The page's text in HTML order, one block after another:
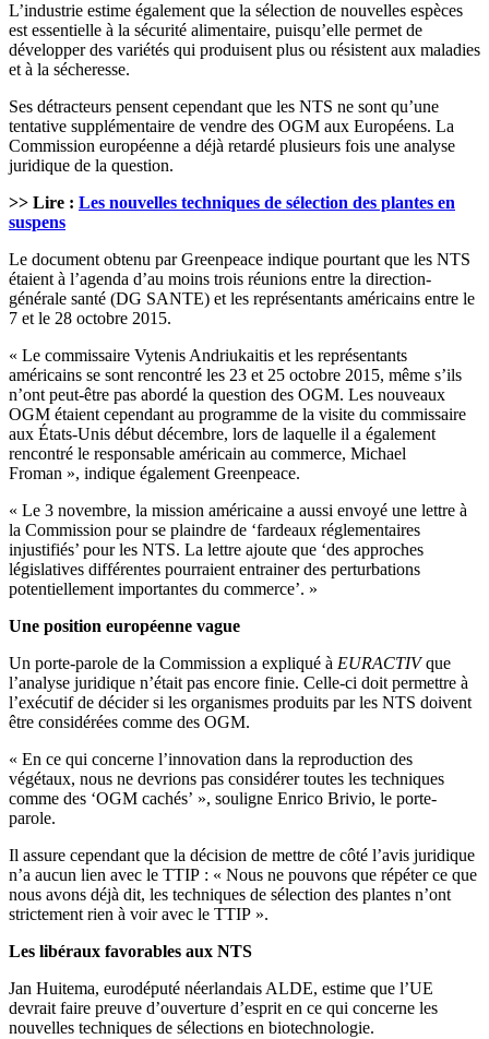
L’industrie estime également que la sélection de nouvelles espèces
est essentielle à la sécurité alimentaire, puisqu’elle permet de
développer des variétés qui produisent plus ou résistent aux maladies
et à la sécheresse.
Ses détracteurs pensent cependant que les NTS ne sont qu’une
tentative supplémentaire de vendre des OGM aux Européens. La
Commission européenne a déjà retardé plusieurs fois une analyse
juridique de la question.
>> Lire : Les nouvelles techniques de sélection des plantes en
suspens
Le document obtenu par Greenpeace indique pourtant que les NTS
étaient à l’agenda d’au moins trois réunions entre la direction-
générale santé (DG SANTE) et les représentants américains entre le
7 et le 28 octobre 2015.
« Le commissaire Vytenis Andriukaitis et les représentants
américains se sont rencontré les 23 et 25 octobre 2015, même s’ils
n’ont peut-être pas abordé la question des OGM. Les nouveaux
OGM étaient cependant au programme de la visite du commissaire
aux États-Unis début décembre, lors de laquelle il a également
rencontré le responsable américain au commerce, Michael
Froman », indique également Greenpeace.
« Le 3 novembre, la mission américaine a aussi envoyé une lettre à
la Commission pour se plaindre de ‘fardeaux réglementaires
injustifiés’ pour les NTS. La lettre ajoute que ‘des approches
législatives différentes pourraient entrainer des perturbations
potentiellement importantes du commerce’. »
Une position européenne vague
Un porte-parole de la Commission a expliqué à EURACTIVque
l’analyse juridique n’était pas encore finie. Celle-ci doit permettre à
l’exécutif de décider si les organismes produits par les NTS doivent
être considérées comme des OGM.
« En ce qui concerne l’innovation dans la reproduction des
végétaux, nous ne devrions pas considérer toutes les techniques
comme des ‘OGM cachés’ », souligne Enrico Brivio, le porte-
parole.
Il assure cependant que la décision de mettre de côté l’avis juridique
n’a aucun lien avec le TTIP : « Nous ne pouvons que répéter ce que
nous avons déjà dit, les techniques de sélection des plantes n’ont
strictement rien à voir avec le TTIP ».
Les libéraux favorables aux NTS
Jan Huitema, eurodéputé néerlandais ALDE, estime que l’UE
devrait faire preuve d’ouverture d’esprit en ce qui concerne les
nouvelles techniques de sélections en biotechnologie.